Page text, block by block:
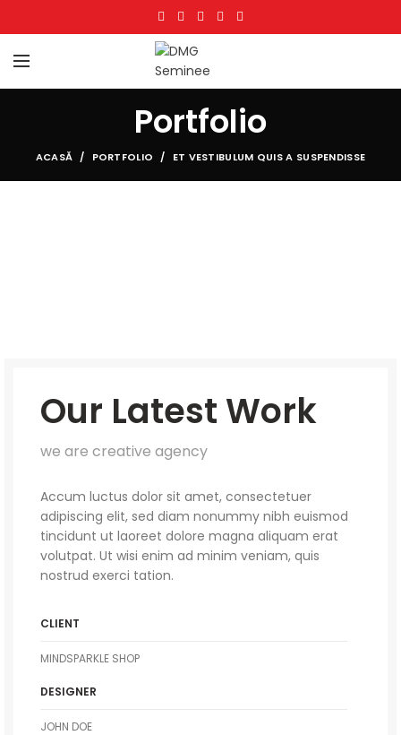
Portfolio
ACASĂ PORTFOLIO ET VESTIBULUM QUIS A SUSPENDISSE
Our Latest Work
we are creative agency
Accum luctus dolor sit amet, consectetuer
adipiscing elit, sed diam nonummy nibh euismod
tincidunt ut laoreet dolore magna aliquam erat
volutpat. Ut wisi enim ad minim veniam, quis
nostrud exerci tation.
CLIENT
MINDSPARKLE SHOP
DESIGNER
JOHN DOE